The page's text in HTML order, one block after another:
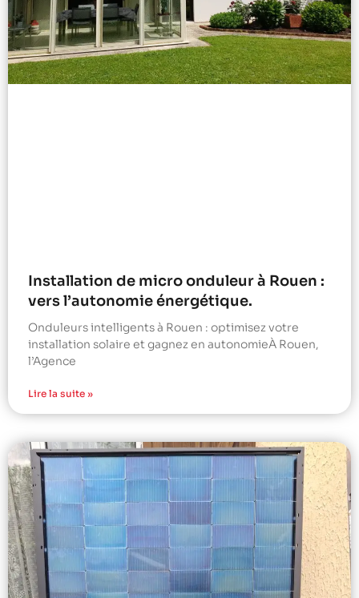
Installation de micro onduleur à Rouen :
vers l’autonomie énergétique.
Onduleurs intelligents à Rouen : optimisez votre
installation solaire et gagnez en autonomieÀ Rouen,
l’Agence
Lire la suite »